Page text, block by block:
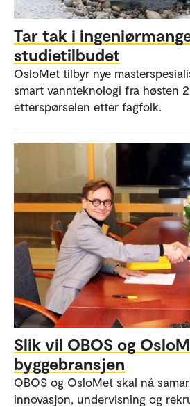
Tar tak i
studietilbudet
OsloMet tilbyr nye
smart vannteknologi fra høsten
etterspørselen etter fagfolk.
Slik vil OBOS og
byggebransjen
OBOS og OsloMet skal nå
innovasjon, undervisning og